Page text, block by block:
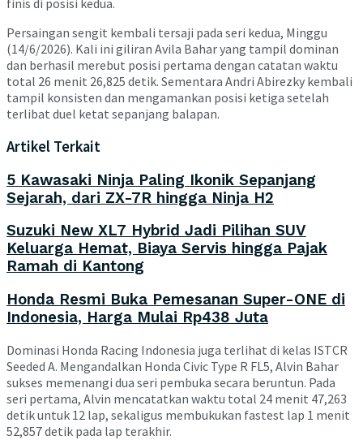
finis di posisi kedua.
Persaingan sengit kembali tersaji pada seri kedua, Minggu
(14/6/2026). Kali ini giliran Avila Bahar yang tampil dominan
dan berhasil merebut posisi pertama dengan catatan waktu
total 26 menit 26,825 detik. Sementara Andri Abirezky kembali
tampil konsisten dan mengamankan posisi ketiga setelah
terlibat duel ketat sepanjang balapan.
Artikel Terkait
5 Kawasaki Ninja Paling Ikonik Sepanjang
Sejarah, dari ZX-7R hingga Ninja H2
Suzuki New XL7 Hybrid Jadi Pilihan SUV
Keluarga Hemat, Biaya Servis hingga Pajak
Ramah di Kantong
Honda Resmi Buka Pemesanan Super-ONE di
Indonesia, Harga Mulai Rp438 Juta
Dominasi Honda Racing Indonesia juga terlihat di kelas ISTCR
Seeded A. Mengandalkan Honda Civic Type R FL5, Alvin Bahar
sukses memenangi dua seri pembuka secara beruntun. Pada
seri pertama, Alvin mencatatkan waktu total 24 menit 47,263
detik untuk 12 lap, sekaligus membukukan fastest lap 1 menit
52,857 detik pada lap terakhir.